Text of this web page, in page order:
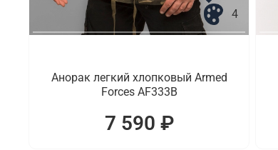
4
Анорак легкий хлопковый Armed
Forces AF333B
7 590 ₽